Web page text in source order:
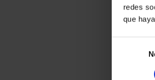
redes
que